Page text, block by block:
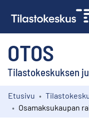
OTOS
Tilastokeskuksen
Kokoelmat
Etusivu